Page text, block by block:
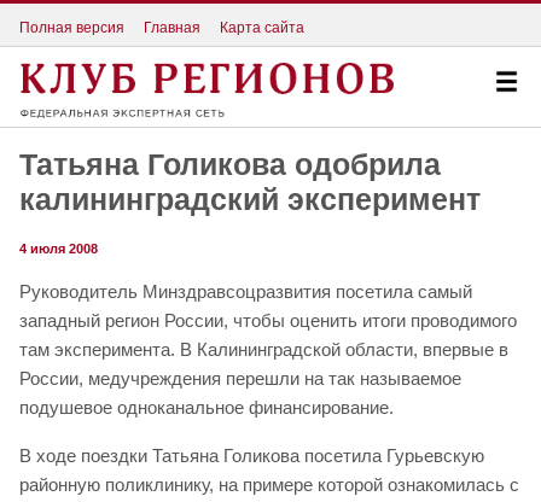
Полная версия Главная Карта сайта
Татьяна Голикова одобрила
калининградский эксперимент
4 июля 2008
Руководитель Минздравсоцразвития посетила самый
западный регион России, чтобы оценить итоги проводимого
там эксперимента. В Калининградской области, впервые в
России, медучреждения перешли на так называемое
подушевое одноканальное финансирование.
В ходе поездки Татьяна Голикова посетила Гурьевскую
районную поликлинику, на примере которой ознакомилась с